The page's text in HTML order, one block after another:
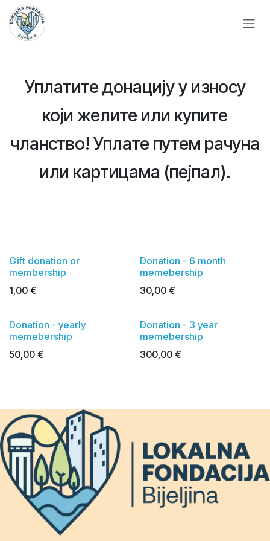
Skip to Content
Уплатите донацију у износу
који желите или купите
чланство! Уплате путем рачуна
или картицама (пејпал).
Gift donation or
membership
1,00 €
Donation - 6 month
memebership
30,00€
Donation - yearly
memebership
50,00 €
Donation - 3 year
memebership
300,00€